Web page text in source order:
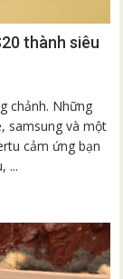
thành siêu
chảnh. Những
samsung và một
cảm ứng bạn
...